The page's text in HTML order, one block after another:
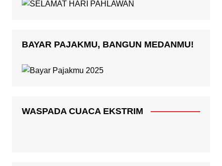
BAYAR PAJAKMU, BANGUN MEDANMU!
WASPADA CUACA EKSTRIM